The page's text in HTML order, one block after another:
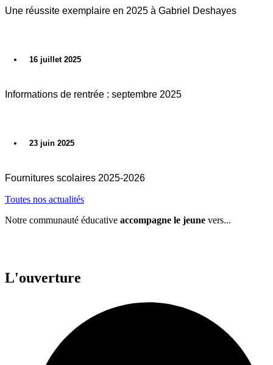
Une réussite exemplaire en 2025 à Gabriel Deshayes
16 juillet 2025
Informations de rentrée : septembre 2025
23 juin 2025
Fournitures scolaires 2025-2026
Toutes nos actualités
Notre communauté éducative accompagne le jeune vers...
L'ouverture